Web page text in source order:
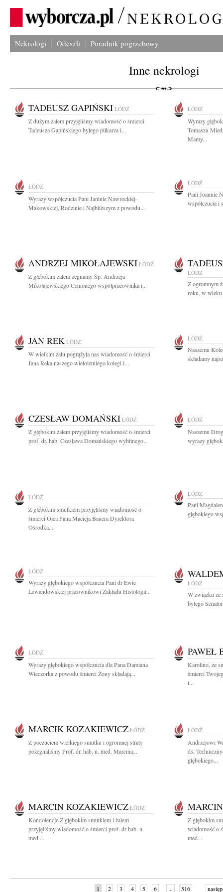
Nekrologi Odeszli Poradnik pogrzebowy
Inne nekrologi
TADEUSZ GAPIŃSKI ŁÓDŹ
Z dużym żalem przyjęliśmy wiadomość o śmierci
Tadeusza Gapińskiego byłego piłkarza i...
ŁÓDŹ
Wyrazy
Tomasza
Mamy...
ŁÓDŹ
Wyrazy współczucia Pani Janinie Nawrockiej-
Makowskiej, Rodzinie i Najbliższym z powodu...
ŁÓDŹ
Pani Joannie
współczucia i
ANDRZEJ MIKOŁAJEWSKI ŁÓDŹ
Z głębokim żalem żegnamy Śp. Andrzeja
Mikołajewskiego Cenionego współpracownika i...
ŁÓDŹ
Z ogromnym
roku, w wieku
JAN REK ŁÓDŹ
W wielkim żalu pogrążyła nas wiadomość o śmierci
Jana Reka naszego wieloletniego kolegi i...
ŁÓDŹ
Naszemu
składamy
CZESŁAW DOMAŃSKI ŁÓDŹ
Z głębokim żalem przyjęliśmy wiadomość o śmierci
prof. dr. hab. Czesława Domańskiego wybitnego...
ŁÓDŹ
Naszemu
wyrazy
ŁÓDŹ
Z głębokim smutkiem przyjęliśmy wiadomość o
śmierci Ojca Pana Macieja Bauera Dyrektora
Ośrodka...
ŁÓDŹ
Pani
głębokiego
ŁÓDŹ
Wyrazy głębokiego współczucia Pani dr Ewie
Lewandowskiej pracownikowi Zakładu Histologii...
ŁÓDŹ
W związku ze
byłego
ŁÓDŹ
Wyrazy głębokiego współczucia dla Pana Damiana
Wieczorka z powodu śmierci Żony składają...
PAWEŁ
Karolino, ze
śmierci
i...
MARCIK KOZAKIEWICZ ŁÓDŹ
Z poczuciem wielkiego smutku i ogromnej straty
pożegnaliśmy Prof. dr. hab. n. med. Marcina...
ŁÓDŹ
Andrzejowi
ds.
głębokiego...
MARCIN KOZAKIEWICZ ŁÓDŹ
Kondolencje Z głębokim smutkiem i żalem
przyjęliśmy wiadomość o śmierci prof. dr hab. n.
med....
Z głębokim
wiadomość o
med....
1 2 3 4 5 6 ... 516